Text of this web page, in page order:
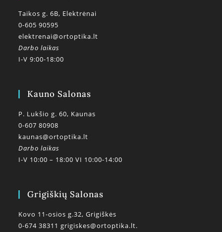
Taikos g. 6B, Elektrėnai
0-605 90595
elektrenai@ortoptika.lt
Darbo laikas
I-V 9:00-18:00
Kauno Salonas
P. Lukšio g. 60, Kaunas
0-607 80908
kaunas@ortoptika.lt
Darbo laikas
I-V 10:00 – 18:00 VI 10:00-14:00
Grigiškių Salonas
Kovo 11-osios g.32, Grigiškės
0-674 38311grigiskes@ortoptika.lt.